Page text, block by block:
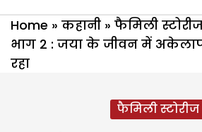
Home » कहानी » फैमिली
भाग 2 : जया के जीवन में
रहा
फैमिली स्टोरीज